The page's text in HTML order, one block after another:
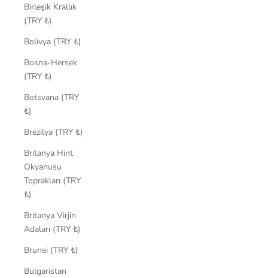
Birleşik Krallık
(TRY ₺)
Bolivya (TRY ₺)
Bosna-Hersek
(TRY ₺)
Botsvana (TRY
₺)
Brezilya (TRY ₺)
Britanya Hint
Okyanusu
Toprakları (TRY
₺)
Britanya Virjin
Adaları (TRY ₺)
Brunei (TRY ₺)
Bulgaristan